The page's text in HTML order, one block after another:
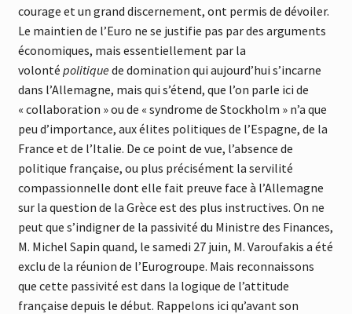
courage et un grand discernement, ont permis de dévoiler.
Le maintien de l’Euro ne se justifie pas par des arguments
économiques, mais essentiellement par la
volonté politiquede domination qui aujourd’hui s’incarne
dans l’Allemagne, mais qui s’étend, que l’on parle ici de
« collaboration » ou de « syndrome de Stockholm » n’a que
peu d’importance, aux élites politiques de l’Espagne, de la
France et de l’Italie. De ce point de vue, l’absence de
politique française, ou plus précisément la servilité
compassionnelle dont elle fait preuve face à l’Allemagne
sur la question de la Grèce est des plus instructives. On ne
peut que s’indigner de la passivité du Ministre des Finances,
M. Michel Sapin quand, le samedi 27 juin, M. Varoufakis a été
exclu de la réunion de l’Eurogroupe. Mais reconnaissons
que cette passivité est dans la logique de l’attitude
française depuis le début. Rappelons ici qu’avant son